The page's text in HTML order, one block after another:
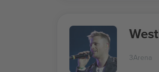
3Arena